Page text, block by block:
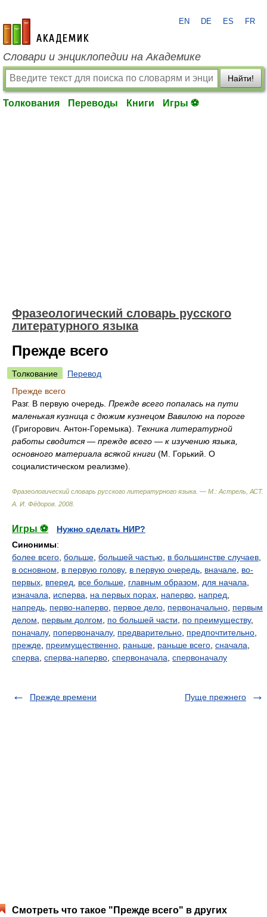
academic.ru
EN DE ES FR
Словари и энциклопедии на Академике
Найти!
Толкования Переводы Книги Игры ⚽
Фразеологический словарь русского
литературного языка
Прежде всего
Толкование
Перевод
Прежде всего
Разг. В первую очередь. Прежде всего попалась на пути
маленькая кузница с дюжим кузнецом Вавилою на пороге
(Григорович. Антон-Горемыка). Техника литературной
работы сводится — прежде всего — к изучению языка,
основного материала всякой книги (М. Горький. О
социалистическом реализме).
Фразеологический словарь русского литературного языка. — М.: Астрель, АСТ.
А. И. Фёдоров 2008
Игры ⚽
Нужно сделать НИР?
Синонимы:
более всего больше большей частью в большинстве случаев
в основном
в первую голову, в первую очередь вначале во-
первых вперед все больше главным образом для начала
изначала
исперва на первых порах наперво напред
напредь перво-наперво первое дело первоначально первым
делом
первым долгом по большей части по преимуществу,
поначалу, попервоначалу, предварительно предпочтительно
прежде преимущественно раньше раньше всего сначала
сперва сперва-наперво спервоначала спервоначалу
Прежде времени Пуще прежнего
Смотреть что такое "Прежде всего" в других